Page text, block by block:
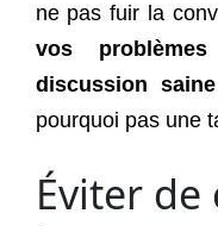
ne pas fuir la
vos
discussion
pourquoi pas une
Éviter